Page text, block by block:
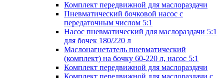
Комплект передвижной для маслораздачи
Пневматический бочковой насос с
передаточным числом 5:1
Насос пневматический для маслораздачи 5:1
для бочек 180/220 л
Маслонагнетатель пневматический
(комплект) на бочку 60-220 л, насос 5:1
Комплект передвижной для маслораздачи
Комплект передвижной для маслораздачи с